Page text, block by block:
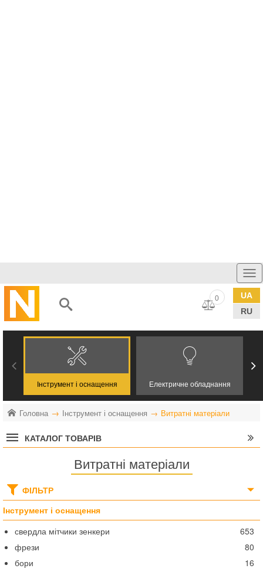
UA
RU
0
Інструмент і оснащення Електричне обладнання
Головна Інструмент і оснащення Витратні матеріали
КАТАЛОГ ТОВАРІВ
Витратні матеріали
ФІЛЬТР
Інструмент і оснащення
653
свердла мітчики зенкери
80
фрези
16
бори